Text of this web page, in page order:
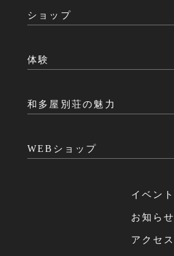
ショップ
体験
和多屋別荘の魅力
WEBショップ
イベント
お知らせ
アクセス